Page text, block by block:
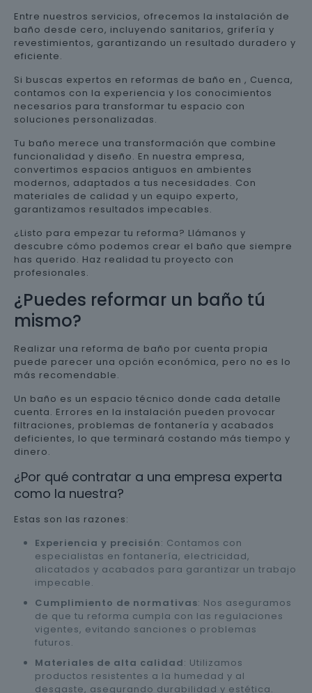
Entre nuestros servicios, ofrecemos la instalación de
baño desde cero, incluyendo sanitarios, grifería y
revestimientos, garantizando un resultado duradero y
eficiente.
Si buscas expertos en reformas de baño en , Cuenca,
contamos con la experiencia y los conocimientos
necesarios para transformar tu espacio con
soluciones personalizadas.
Tu baño merece una transformación que combine
funcionalidad y diseño. En nuestra empresa,
convertimos espacios antiguos en ambientes
modernos, adaptados a tus necesidades. Con
materiales de calidad y un equipo experto,
garantizamos resultados impecables.
¿Listo para empezar tu reforma? Llámanos y
descubre cómo podemos crear el baño que siempre
has querido. Haz realidad tu proyecto con
profesionales.
¿Puedes reformar un baño tú
mismo?
Realizar una reforma de baño por cuenta propia
puede parecer una opción económica, pero no es lo
más recomendable.
Un baño es un espacio técnico donde cada detalle
cuenta. Errores en la instalación pueden provocar
filtraciones, problemas de fontanería y acabados
deficientes, lo que terminará costando más tiempo y
dinero.
¿Por qué contratar a una empresa experta
como la nuestra?
Estas son las razones:
Experiencia y precisión: Contamos con
especialistas en fontanería, electricidad,
alicatados y acabados para garantizar un trabajo
impecable.
Cumplimiento de normativas: Nos aseguramos
de que tu reforma cumpla con las regulaciones
vigentes, evitando sanciones o problemas
futuros.
Materiales de alta calidad: Utilizamos
productos resistentes a la humedad y al
desgaste, asegurando durabilidad y estética.